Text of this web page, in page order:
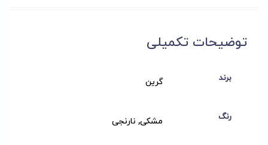
توضیحات تکمیلی
برند گرین
رنگ مشکی, نارنجی